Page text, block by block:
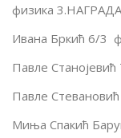
физика 3.НАГРАДА
Ивана Бркић 6/3
Павле
Павле
Миња Спакић